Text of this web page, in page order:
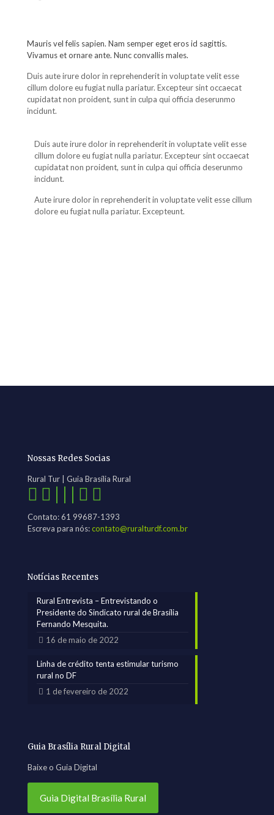
Mauris vel felis sapien. Nam semper eget eros id sagittis.
Vivamus et ornare ante. Nunc convallis males.
Duis aute irure dolor in reprehenderit in voluptate velit esse
cillum dolore eu fugiat nulla pariatur. Excepteur sint occaecat
cupidatat non proident, sunt in culpa qui officia deserunmo
incidunt.
Duis aute irure dolor in reprehenderit in voluptate velit esse
cillum dolore eu fugiat nulla pariatur. Excepteur sint occaecat
cupidatat non proident, sunt in culpa qui officia deserunmo
incidunt.
Aute irure dolor in reprehenderit in voluptate velit esse cillum
dolore eu fugiat nulla pariatur. Excepteunt.
Nossas Redes Socias
Rural Tur | Guia Brasília Rural
| | |
Contato: 61 99687-1393
Escreva para nós:contato@ruralturdf.com.br
Notícias Recentes
Rural Entrevista – Entrevistando o
Presidente do Sindicato rural de Brasília
Fernando Mesquita.
16 de maio de 2022
Linha de crédito tenta estimular turismo
rural no DF
1 de fevereiro de 2022
Guia Brasília Rural Digital
Baixe o Guia Digital
Guia Digital Brasília Rural